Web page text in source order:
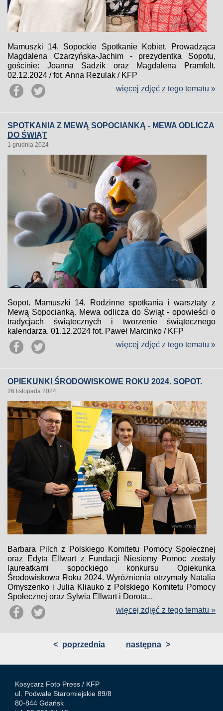
Mamuszki 14. Sopockie Spotkanie Kobiet. Prowadząca
Magdalena Czarzyńska-Jachim - prezydentka Sopotu,
gościnie: Joanna Sadzik oraz Magdalena Pramfelt.
02.12.2024 / fot. Anna Rezulak / KFP
więcej zdjęć z tego tematu »
SPOTKANIA Z MEWĄ SOPOCIANKĄ - MEWA ODLICZA
DO ŚWIĄT
1 grudnia 2024
Sopot. Mamuszki 14. Rodzinne spotkania i warsztaty z
Mewą Sopocianką. Mewa odlicza do Świąt - opowieści o
tradycjach świątecznych i tworzenie świątecznego
kalendarza. 01.12.2024 fot. Paweł Marcinko / KFP
więcej zdjęć z tego tematu »
OPIEKUNKI ŚRODOWISKOWE ROKU 2024. SOPOT.
26 listopada 2024
Barbara Pilch z Polskiego Komitetu Pomocy Społecznej
oraz Edyta Ellwart z Fundacji Niesiemy Pomoc zostały
laureatkami sopockiego konkursu Opiekunka
Środowiskowa Roku 2024. Wyróżnienia otrzymały Natalia
Omyszenko i Julia Kliauko z Polskiego Komitetu Pomocy
Społecznej oraz Sylwia Ellwart i Dorota...
więcej zdjęć z tego tematu »
< poprzednia następna >
Kosycarz Foto Press / KFP
ul. Podwale Staromiejskie 89/8
80-844 Gdańsk